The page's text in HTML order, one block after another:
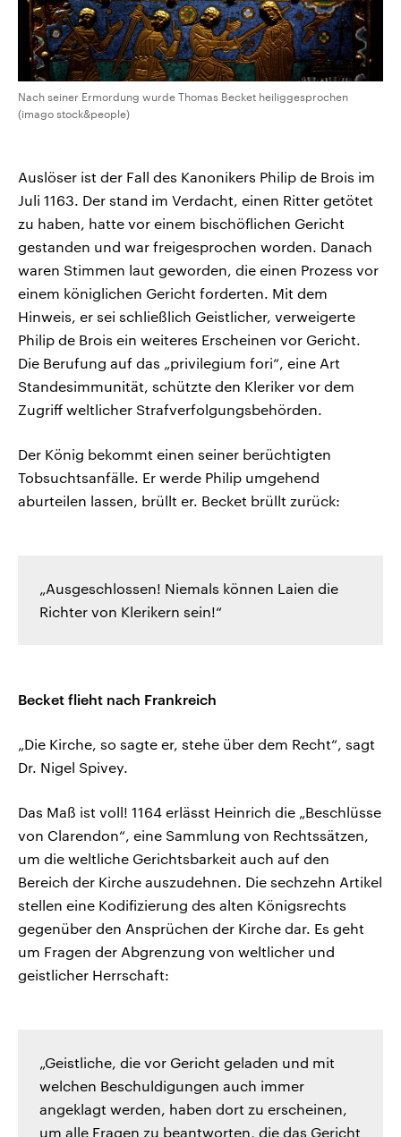
Nach seiner Ermordung wurde Thomas Becket heiliggesprochen
(imago stock&people)
Auslöser ist der Fall des Kanonikers Philip de Brois im
Juli 1163. Der stand im Verdacht, einen Ritter getötet
zu haben, hatte vor einem bischöflichen Gericht
gestanden und war freigesprochen worden. Danach
waren Stimmen laut geworden, die einen Prozess vor
einem königlichen Gericht forderten. Mit dem
Hinweis, er sei schließlich Geistlicher, verweigerte
Philip de Brois ein weiteres Erscheinen vor Gericht.
Die Berufung auf das „privilegium fori“, eine Art
Standesimmunität, schützte den Kleriker vor dem
Zugriff weltlicher Strafverfolgungsbehörden.
Der König bekommt einen seiner berüchtigten
Tobsuchtsanfälle. Er werde Philip umgehend
aburteilen lassen, brüllt er. Becket brüllt zurück:
„Ausgeschlossen! Niemals können Laien die
Richter von Klerikern sein!“
Becket flieht nach Frankreich
„Die Kirche, so sagte er, stehe über dem Recht“, sagt
Dr. Nigel Spivey.
Das Maß ist voll! 1164 erlässt Heinrich die „Beschlüsse
von Clarendon“, eine Sammlung von Rechtssätzen,
um die weltliche Gerichtsbarkeit auch auf den
Bereich der Kirche auszudehnen. Die sechzehn Artikel
stellen eine Kodifizierung des alten Königsrechts
gegenüber den Ansprüchen der Kirche dar. Es geht
um Fragen der Abgrenzung von weltlicher und
geistlicher Herrschaft:
„Geistliche, die vor Gericht geladen und mit
welchen Beschuldigungen auch immer
angeklagt werden, haben dort zu erscheinen,
um alle Fragen zu beantworten, die das Gericht